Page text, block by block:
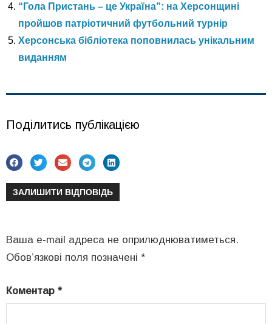
“Гола Пристань – це Україна”: на Херсонщині
пройшов патріотичний футбольний турнір
Херсонська бібліотека поповнилась унікальним
виданням
Поділитись публікацією
ЗАЛИШИТИ ВІДПОВІДЬ
Ваша e-mail адреса не оприлюднюватиметься.
Обов’язкові поля позначені *
Коментар *